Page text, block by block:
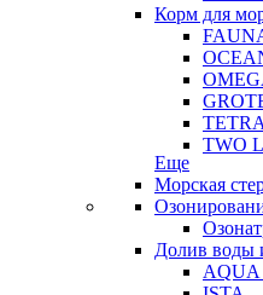
Корм для
TETRA
TWO
Еще
Морская
Долив воды
AQUA